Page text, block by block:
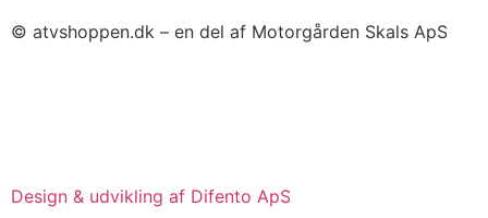
© atvshoppen.dk – en del af Motorgården Skals ApS
Design & udvikling af Difento ApS